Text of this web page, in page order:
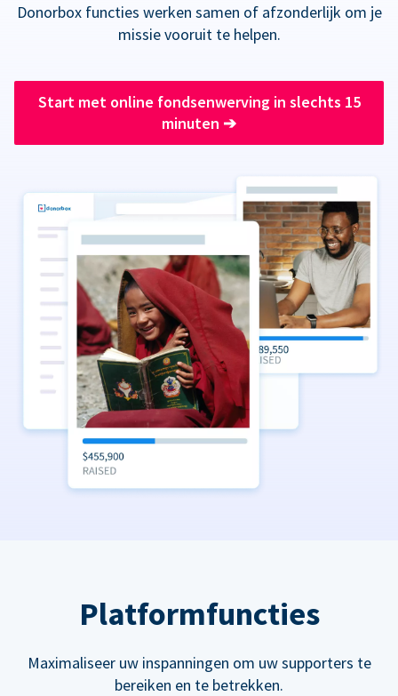
Donorbox functies werken samen of afzonderlijk om je
missie vooruit te helpen.
Start met online fondsenwerving in slechts 15
minuten ➔
Platformfuncties
Maximaliseer uw inspanningen om uw supporters te
bereiken en te betrekken.